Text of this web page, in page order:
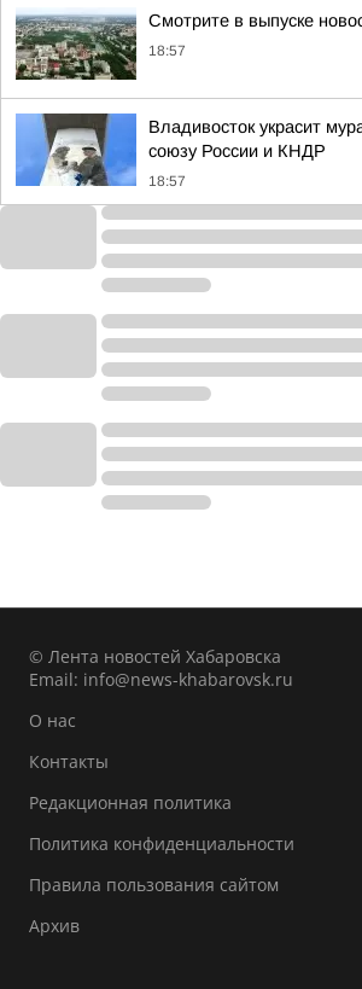
Смотрите в выпуске
18:57
Владивосток украсит
союзу России и КНДР
18:57
© Лента новостей Хабаровска
Email: info@news-khabarovsk.ru
О нас
Контакты
Редакционная политика
Политика конфиденциальности
Правила пользования сайтом
Архив